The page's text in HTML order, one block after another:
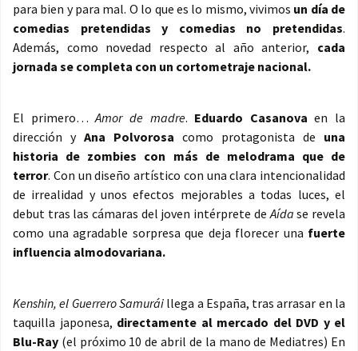
para bien y para mal. O lo que es lo mismo, vivimos un día de
comedias pretendidas y comedias no pretendidas.
Además, como novedad respecto al año anterior, cada
jornada se completa con un cortometraje nacional.
El primero…Amor de madre. Eduardo Casanova en la
dirección y Ana Polvorosa como protagonista de una
historia de zombies con más de melodrama que de
terror. Con un diseño artístico con una clara intencionalidad
de irrealidad y unos efectos mejorables a todas luces, el
debut tras las cámaras del joven intérprete deAída se revela
como una agradable sorpresa que deja florecer una fuerte
influencia almodovariana.
Kenshin, el Guerrero Samuráillega a España, tras arrasar en la
taquilla japonesa, directamente al mercado del DVD y el
Blu-Ray (el próximo 10 de abril de la mano de Mediatres) En